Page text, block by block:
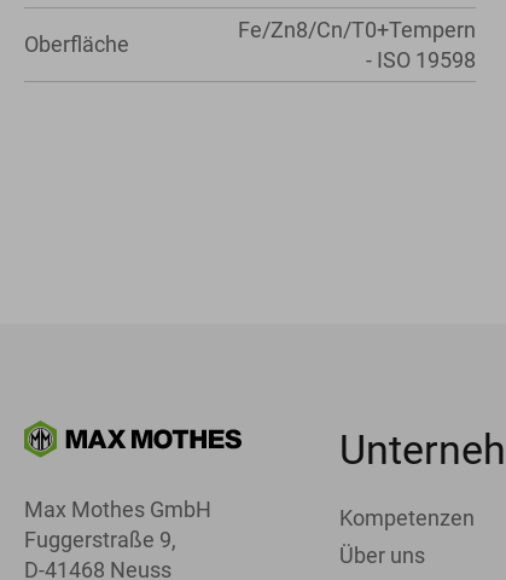
Oberfläche
Fe/Zn8/Cn/T0+Tempern
- ISO 19598
Max Mothes GmbH
Fuggerstraße 9,
D-41468 Neuss
Kompetenzen
Über uns